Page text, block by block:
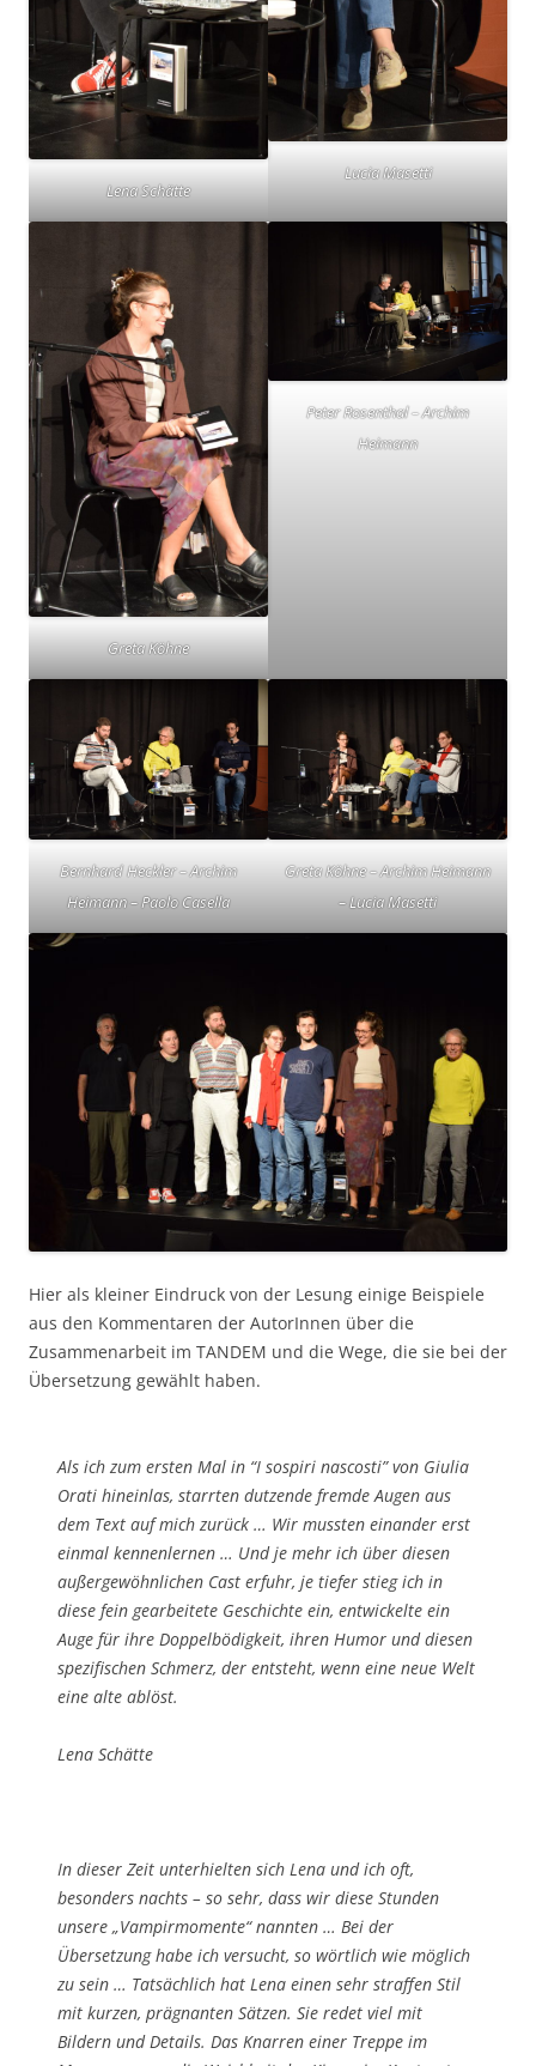
Lena Schätte
Lucia Masetti
Greta Köhne
Peter Rosenthal – Archim
Heimann
Bernhard Heckler – Archim
Heimann – Paolo Casella
Greta Köhne – Archim Heimann
– Lucia Masetti
Hier als kleiner Eindruck von der Lesung einige Beispiele
aus den Kommentaren der AutorInnen über die
Zusammenarbeit im TANDEM und die Wege, die sie bei der
Übersetzung gewählt haben.
Als ich zum ersten Mal in “I sospiri nascosti” von Giulia
Orati hineinlas, starrten dutzende fremde Augen aus
dem Text auf mich zurück … Wir mussten einander erst
einmal kennenlernen … Und je mehr ich über diesen
außergewöhnlichen Cast erfuhr, je tiefer stieg ich in
diese fein gearbeitete Geschichte ein, entwickelte ein
Auge für ihre Doppelbödigkeit, ihren Humor und diesen
spezifischen Schmerz, der entsteht, wenn eine neue Welt
eine alte ablöst.
Lena Schätte
In dieser Zeit unterhielten sich Lena und ich oft,
besonders nachts – so sehr, dass wir diese Stunden
unsere „Vampirmomente“ nannten … Bei der
Übersetzung habe ich versucht, so wörtlich wie möglich
zu sein … Tatsächlich hat Lena einen sehr straffen Stil
mit kurzen, prägnanten Sätzen. Sie redet viel mit
Bildern und Details. Das Knarren einer Treppe im